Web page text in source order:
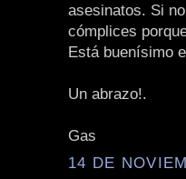
asesinatos. Si
cómplices
Está buenísimo
Un abrazo!.
Gas
14 DE